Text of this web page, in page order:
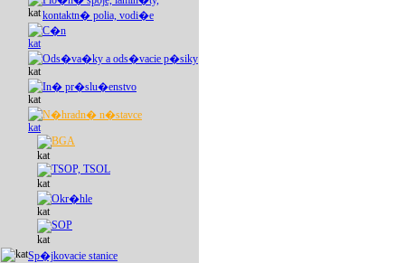
kontaktn� polia, vodi�e
C�n
Ods�va�ky a ods�vacie p�siky
In� pr�slu�enstvo
N�hradn� n�stavce
BGA
TSOP, TSOL
Okr�hle
SOP
Sp�jkovacie stanice